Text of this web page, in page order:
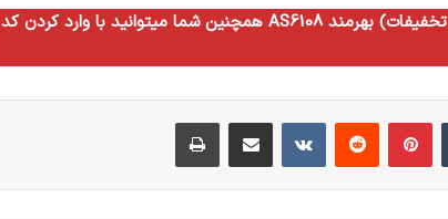
همچنین شما میتوانید با وارد کردن کد AS6108 به مدت سه ماه از مزایای سطح ده آگاه (بالاترین سطح تخفیفات) بهرمند
‫تامبلر ‫پین‌ترست‫رددیت ‫VKontakteاشتراک گذاری از طریق ایمیل چاپ